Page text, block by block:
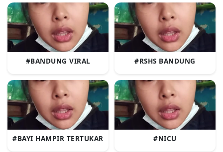
#BANDUNG VIRAL #RSHS BANDUNG
#BAYI HAMPIR TERTUKAR #NICU